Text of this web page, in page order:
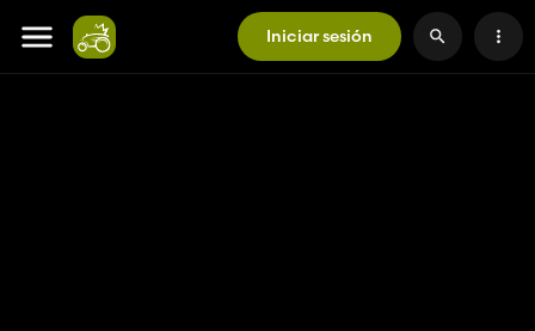
Iniciar sesión